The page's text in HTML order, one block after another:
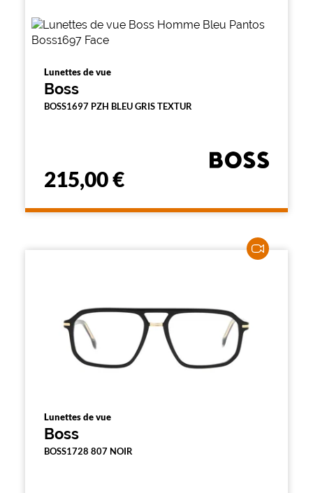
Lunettes de vue
Boss
BOSS1697 PZH BLEU GRIS TEXTUR
215,00 €
Lunettes de vue
Boss
BOSS1728 807 NOIR